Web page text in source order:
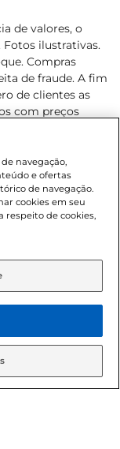
de valores, o
ilustrativas.
Compras
de fraude. A fim
de clientes as
com preços
exclusivos para
podendo
a venda
anos, conforme
da Criança e do
para o
on-line é de
navegação,
e ofertas
de navegação.
cookies em seu
respeito de cookies,